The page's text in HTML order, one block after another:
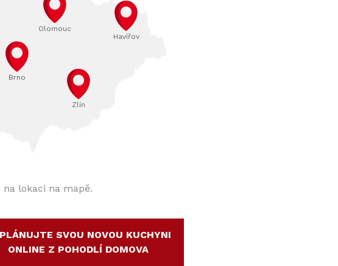
Zlín
Olomouc
Havířov
Brno
lokaci na mapě.
SVOU NOVOU KUCHYNI
ONLINE Z POHODLÍ DOMOVA